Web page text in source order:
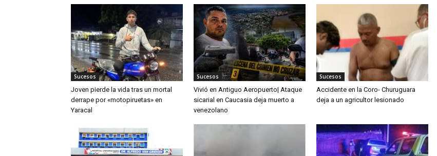
Sucesos
Joven pierde la vida tras un mortal
derrape por «motopiruetas» en
Yaracal
Sucesos
Vivió en Antiguo Aeropuerto| Ataque
sicarial en Caucasia deja muerto a
venezolano
Sucesos
Accidente en la Coro- Churuguara
deja a un agricultor lesionado